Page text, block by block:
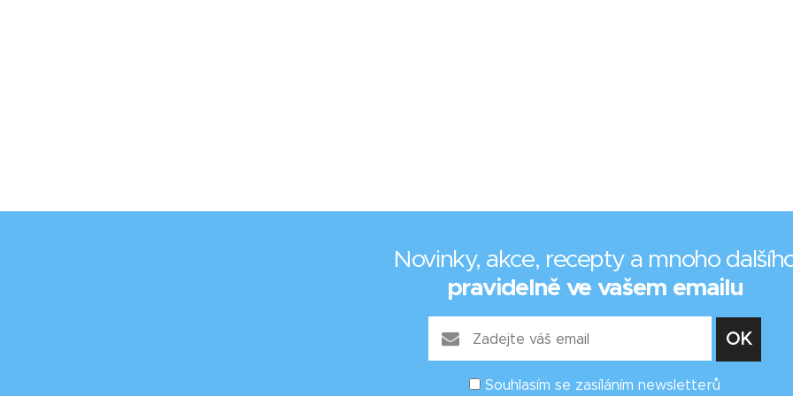
Novinky, akce, recepty a mnoho
pravidelně ve vašem emailu
Souhlasím se zasíláním newsletterů